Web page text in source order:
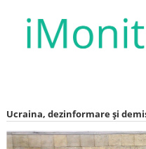
Ucraina, dezinformare și